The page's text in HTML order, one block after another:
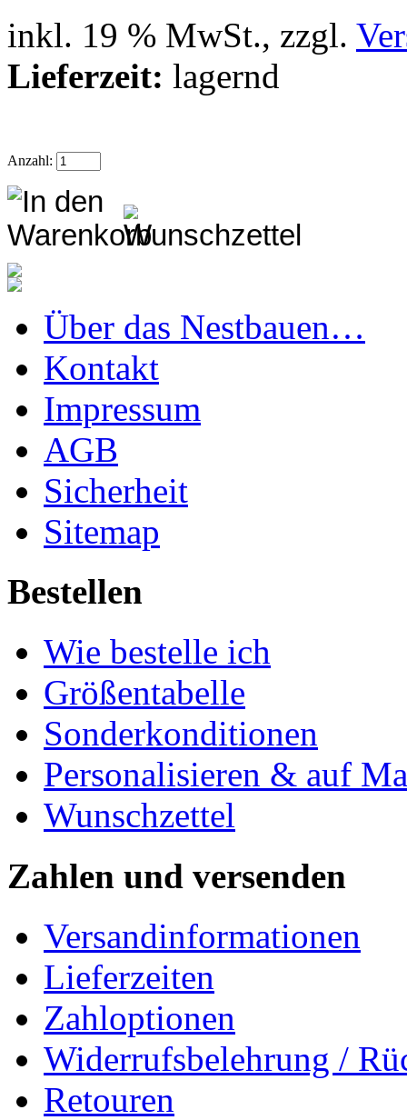
inkl. 19 % MwSt., zzgl.
Lieferzeit: lagernd
Anzahl:
Über das Nestbauen…
Kontakt
Impressum
AGB
Sicherheit
Sitemap
Bestellen
Wie bestelle ich
Größentabelle
Sonderkonditionen
Personalisieren & auf
Wunschzettel
Zahlen und versenden
Versandinformationen
Lieferzeiten
Zahloptionen
Widerrufsbelehrung /
Retouren